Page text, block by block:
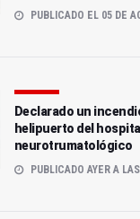
PUBLICADO EL 05 DE
Declarado un
helipuerto del hospital
neurotrumatológico
PUBLICADO AYER A